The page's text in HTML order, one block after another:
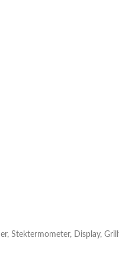
Stektermometer, Display,